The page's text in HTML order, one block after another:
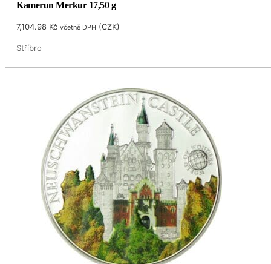
Kamerun Merkur 17,50 g
7,104.98 Kč včetně DPH (CZK)
Stříbro